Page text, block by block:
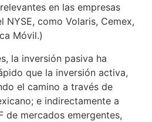
en las empresas
NYSE, como Volaris, Cemex,
Móvil.)
la inversión pasiva ha
que la inversión activa,
el camino a través de
e indirectamente a
de mercados emergentes,